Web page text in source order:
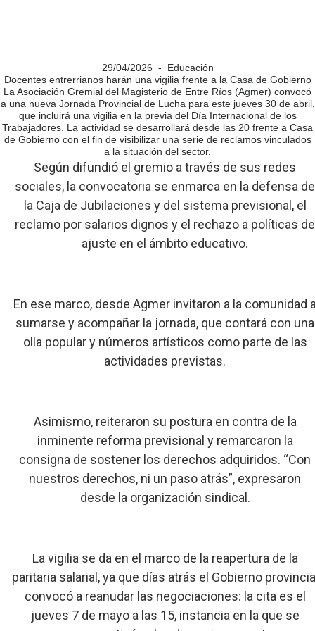
29/04/2026 - Educación
Docentes entrerrianos harán una vigilia frente a la Casa de Gobierno
La Asociación Gremial del Magisterio de Entre Ríos (Agmer) convocó
a una nueva Jornada Provincial de Lucha para este jueves 30 de abril,
que incluirá una vigilia en la previa del Día Internacional de los
Trabajadores. La actividad se desarrollará desde las 20 frente a Casa
de Gobierno con el fin de visibilizar una serie de reclamos vinculados
a la situación del sector.
Según difundió el gremio a través de sus redes
sociales, la convocatoria se enmarca en la defensa de
la Caja de Jubilaciones y del sistema previsional, el
reclamo por salarios dignos y el rechazo a políticas de
ajuste en el ámbito educativo.
En ese marco, desde Agmer invitaron a la comunidad
sumarse y acompañar la jornada, que contará con una
olla popular y números artísticos como parte de las
actividades previstas.
Asimismo, reiteraron su postura en contra de la
inminente reforma previsional y remarcaron la
consigna de sostener los derechos adquiridos. “Con
nuestros derechos, ni un paso atrás”, expresaron
desde la organización sindical.
La vigilia se da en el marco de la reapertura de la
paritaria salarial, ya que días atrás el Gobierno
convocó a reanudar las negociaciones: la cita es el
jueves 7 de mayo a las 15, instancia en la que se